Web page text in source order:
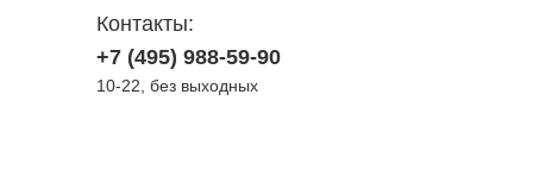
Контакты:
+7 (495) 988-59-90
10-22, без выходных